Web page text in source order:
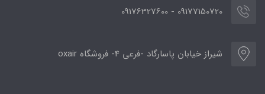
09177150720 - 09176327600
شیراز خیابان پاسارگاد -فرعی 4- فروشگاه oxair